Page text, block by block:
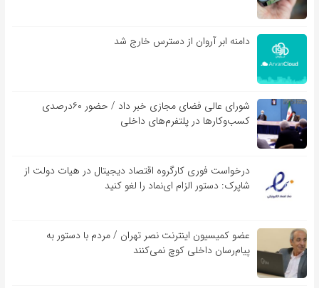
دامنه ابر آروان از دسترس خارج شد
شورای عالی فضای مجازی خبر داد / حضور ۶۰درصدی
کسب‌و‌کارها در پلتفرم‌های داخلی
درخواست فوری کارگروه اقتصاد دیجیتال در هیات دولت از
شاپرک: دستور الزام ای‌نماد را لغو کنید
عضو کمیسیون اینترنت نصر تهران / مردم با دستور به
پیام‌رسان داخلی کوچ نمی‌کنند